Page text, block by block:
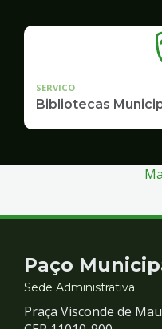
SERVICO
Bibliotecas
Contato
e
Paço
Sede Administrativa
Praça Visconde de